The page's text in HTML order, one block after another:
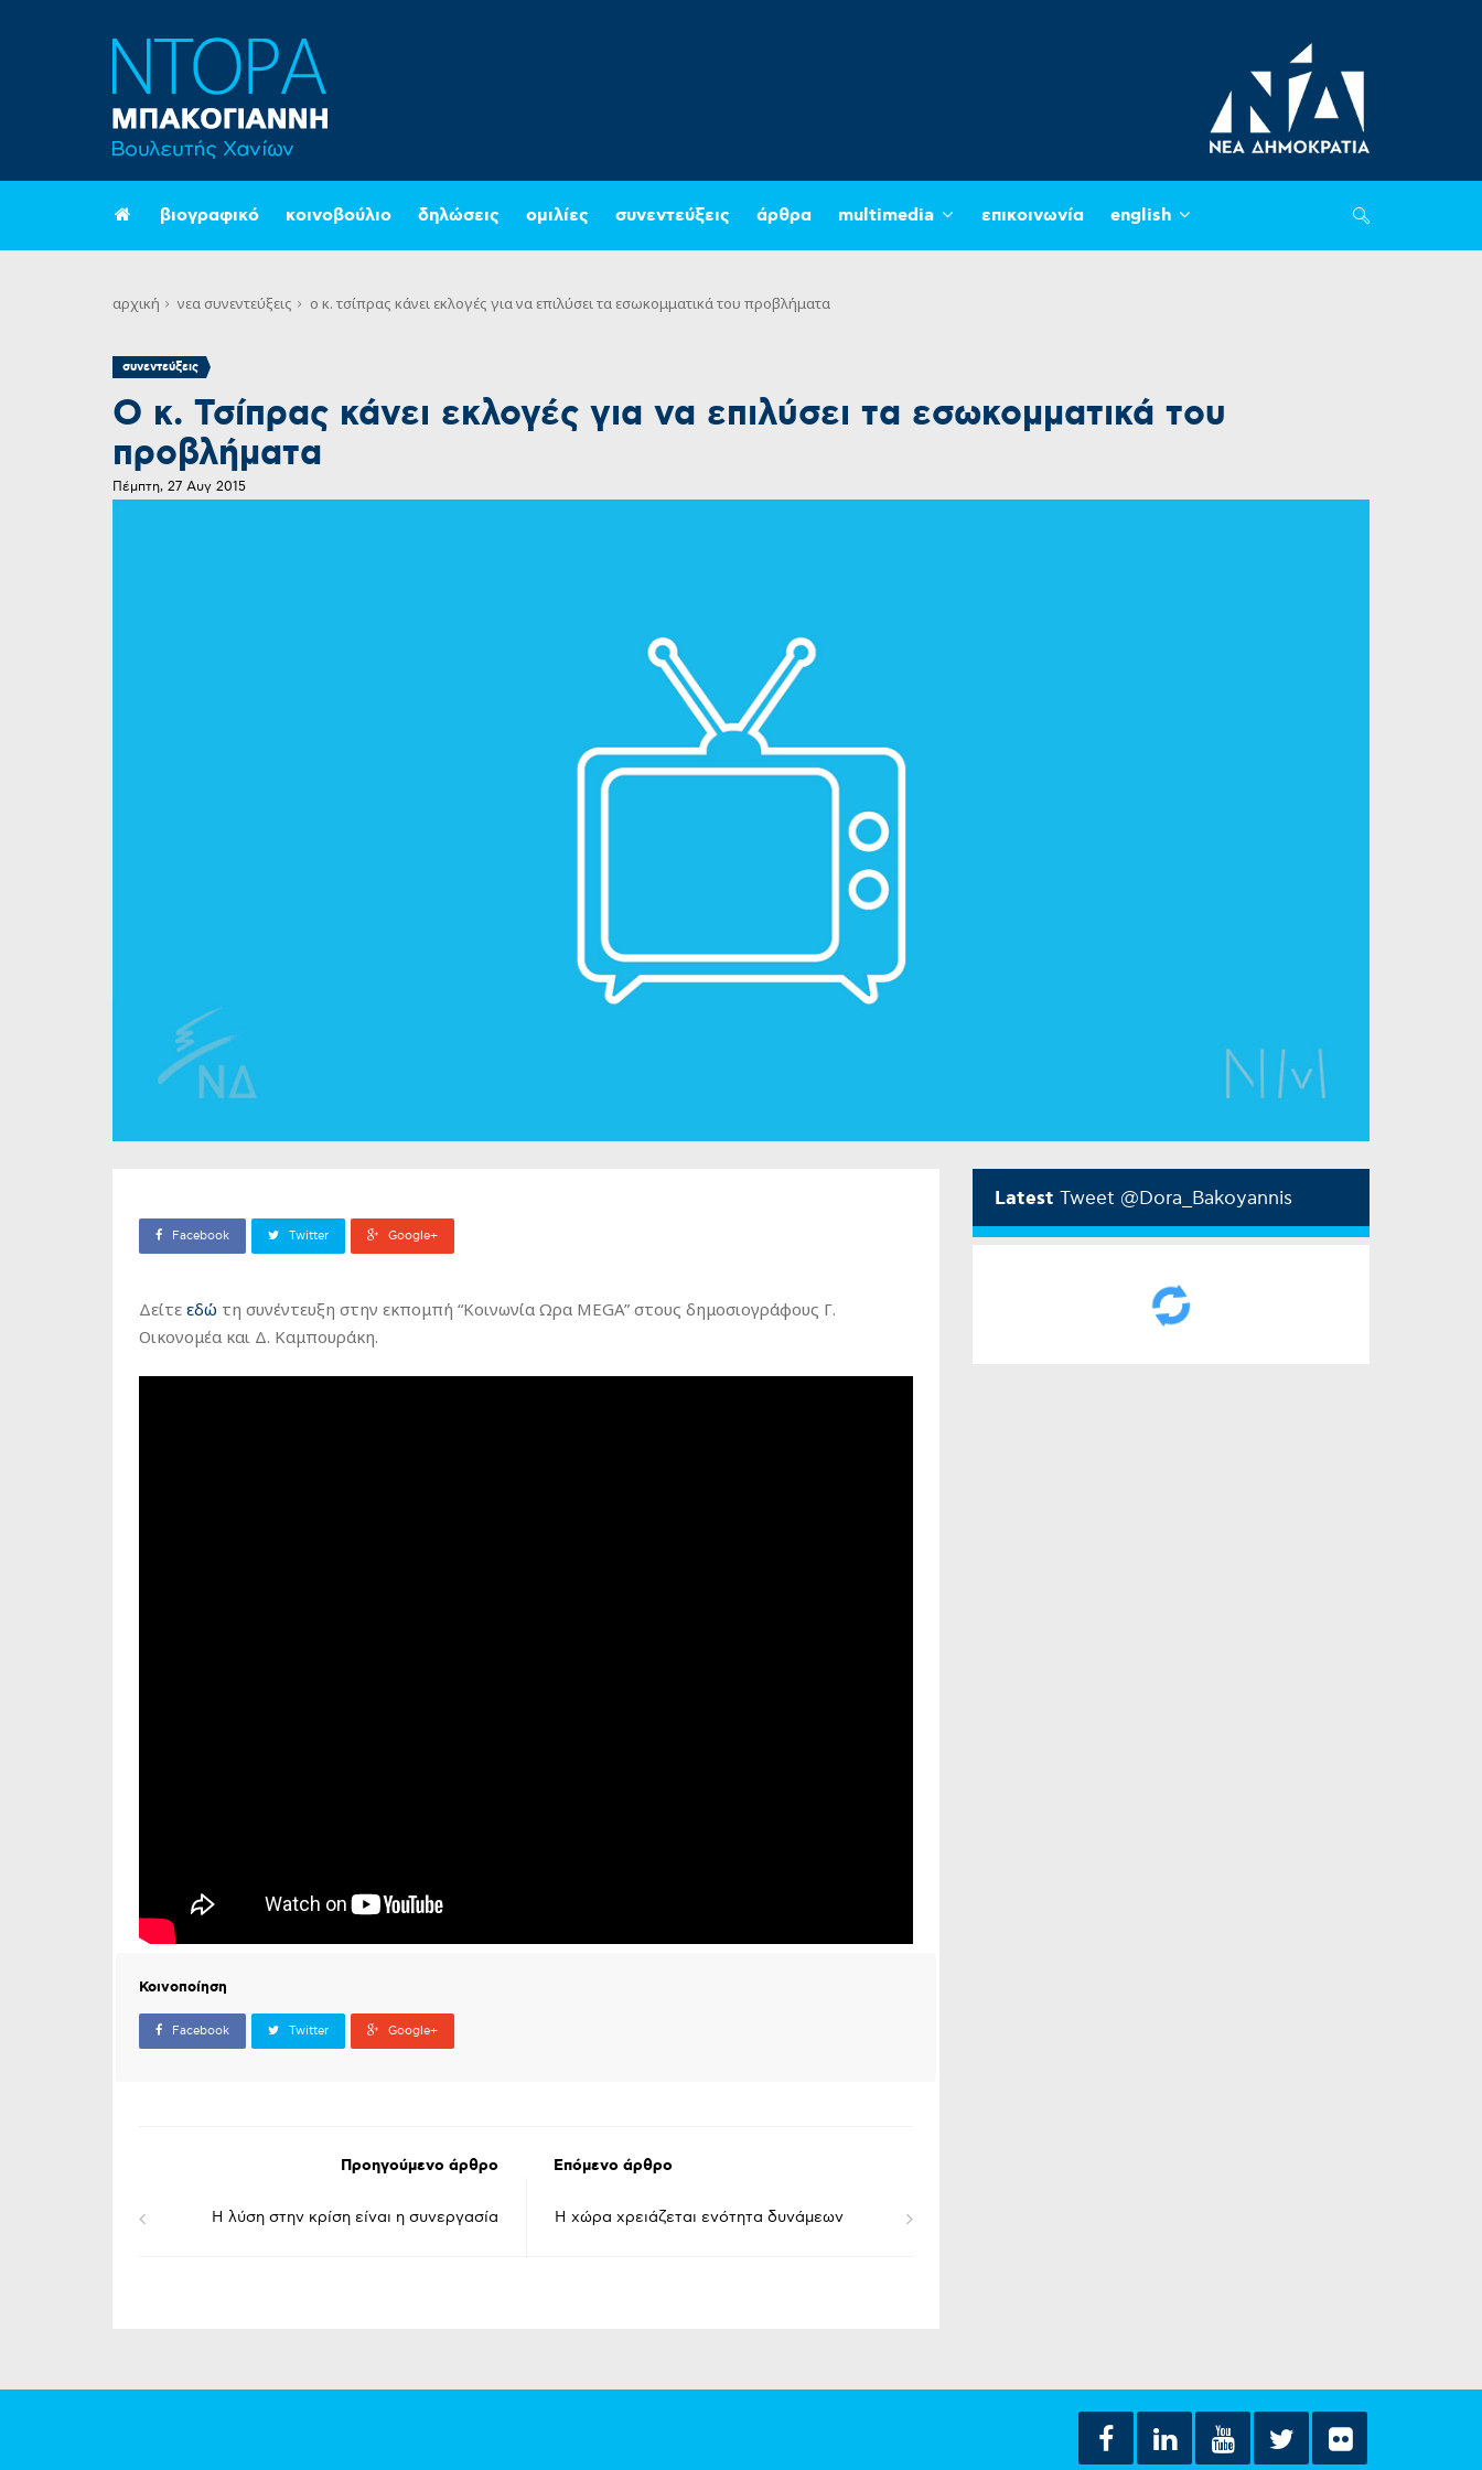
βιογραφικό κοινοβούλιο δηλώσεις ομιλίες συνεντεύξεις άρθρα multimedia επικοινωνία english
αρχική νεα συνεντεύξεις ο κ. τσίπρας κάνει εκλογές για να επιλύσει τα εσωκομματικά του προβλήματα
συνεντεύξεις
Ο κ. Τσίπρας κάνει εκλογές για να επιλύσει τα εσωκομματικά του
προβλήματα
Πέμπτη, 27 Αυγ 2015
Facebook Twitter Google+
Δείτε εδώ τη συνέντευξη στην εκπομπή “Κοινωνία Ωρα MEGA” στους δημοσιογράφους Γ.
Οικονομέα και Δ. Καμπουράκη.
Κοινοποίηση
Facebook Twitter Google+
Προηγούμενο άρθρο
Η λύση στην κρίση είναι η συνεργασία
Επόμενο άρθρο
Η χώρα χρειάζεται ενότητα δυνάμεων
Latest Tweet @Dora_Bakoyannis